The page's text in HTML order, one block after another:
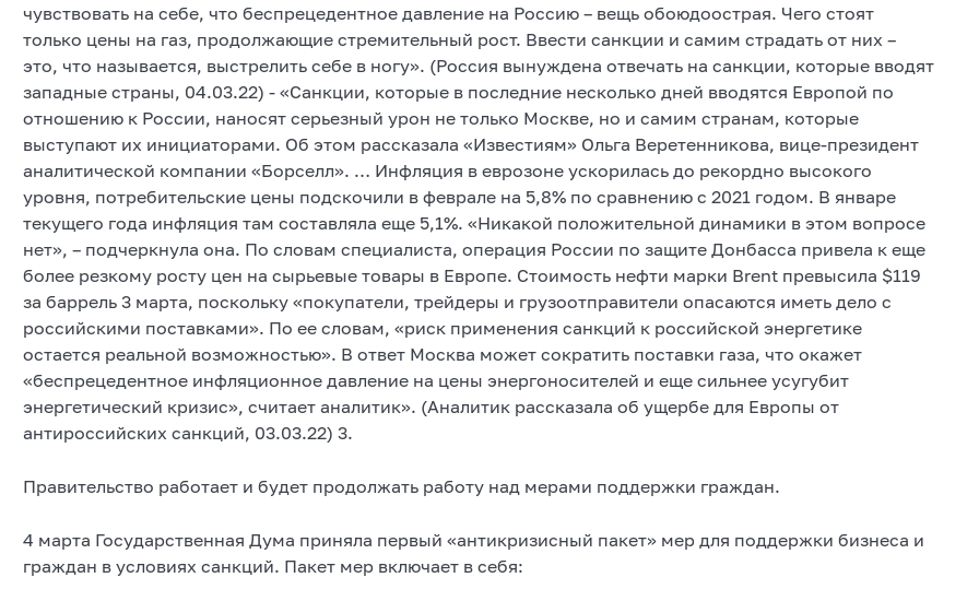
чувствовать на себе, что беспрецедентное давление на Россию – вещь обоюдоострая. Чего стоят
только цены на газ, продолжающие стремительный рост. Ввести санкции и самим страдать от них –
это, что называется, выстрелить себе в ногу». (Россия вынуждена отвечать на санкции, которые вводят
западные страны, 04.03.22) - «Санкции, которые в последние несколько дней вводятся Европой по
отношению к России, наносят серьезный урон не только Москве, но и самим странам, которые
выступают их инициаторами. Об этом рассказала «Известиям» Ольга Веретенникова, вице-президент
аналитической компании «Борселл». … Инфляция в еврозоне ускорилась до рекордно высокого
уровня, потребительские цены подскочили в феврале на 5,8% по сравнению с 2021 годом. В январе
текущего года инфляция там составляла еще 5,1%. «Никакой положительной динамики в этом вопросе
нет», – подчеркнула она. По словам специалиста, операция России по защите Донбасса привела к еще
более резкому росту цен на сырьевые товары в Европе. Стоимость нефти марки Brent превысила $119
за баррель 3 марта, поскольку «покупатели, трейдеры и грузоотправители опасаются иметь дело с
российскими поставками». По ее словам, «риск применения санкций к российской энергетике
остается реальной возможностью». В ответ Москва может сократить поставки газа, что окажет
«беспрецедентное инфляционное давление на цены энергоносителей и еще сильнее усугубит
энергетический кризис», считает аналитик». (Аналитик рассказала об ущербе для Европы от
антироссийских санкций, 03.03.22) 3.
Правительство работает и будет продолжать работу над мерами поддержки граждан.
4 марта Государственная Дума приняла первый «антикризисный пакет» мер для поддержки бизнеса и
граждан в условиях санкций. Пакет мер включает в себя: